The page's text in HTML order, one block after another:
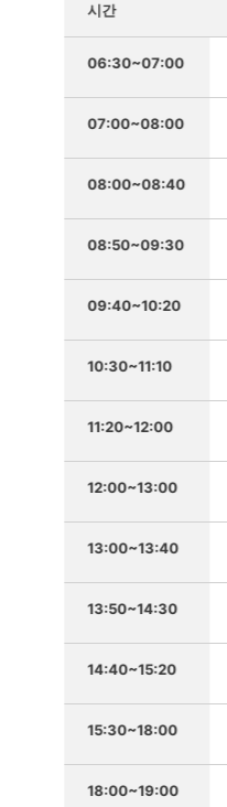
시간
06:30~07:00
07:00~08:00
08:00~08:40
08:50~09:30
09:40~10:20
10:30~11:10
11:20~12:00
12:00~13:00
13:00~13:40
13:50~14:30
14:40~15:20
15:30~18:00
18:00~19:00